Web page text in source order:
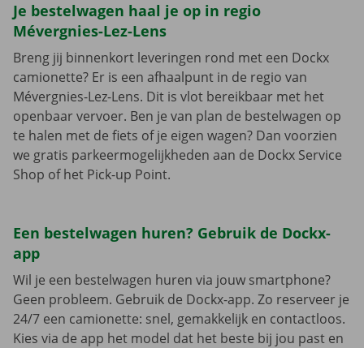
Je bestelwagen haal je op in regio
Mévergnies-Lez-Lens
Breng jij binnenkort leveringen rond met een Dockx
camionette? Er is een afhaalpunt in de regio van
Mévergnies-Lez-Lens. Dit is vlot bereikbaar met het
openbaar vervoer. Ben je van plan de bestelwagen op
te halen met de fiets of je eigen wagen? Dan voorzien
we gratis parkeermogelijkheden aan de Dockx Service
Shop of het Pick-up Point.
Een bestelwagen huren? Gebruik de Dockx-
app
Wil je een bestelwagen huren via jouw smartphone?
Geen probleem. Gebruik de Dockx-app. Zo reserveer je
24/7 een camionette: snel, gemakkelijk en contactloos.
Kies via de app het model dat het beste bij jou past en